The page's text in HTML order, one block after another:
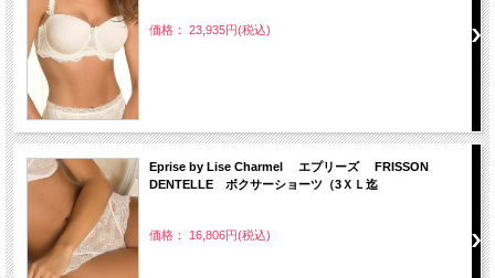
価格： 23,935円(税込)
Eprise by Lise Charmel エプリーズ FRISSON
DENTELLE ボクサーショーツ（3ＸＬ迄
価格： 16,806円(税込)